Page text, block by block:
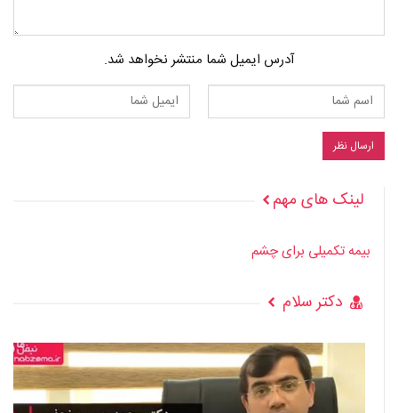
آدرس ایمیل شما منتشر نخواهد شد.
لینک های مهم
بیمه تکمیلی برای چشم
دکتر سلام